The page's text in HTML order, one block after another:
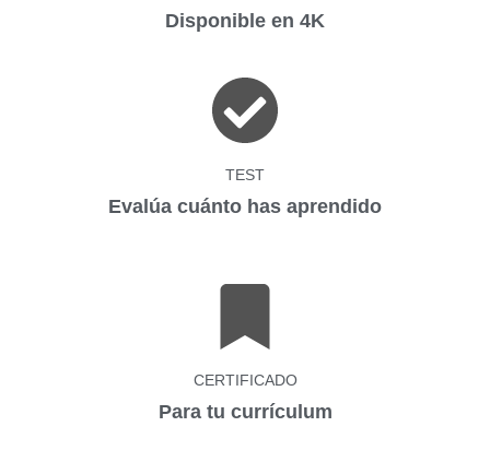
Disponible en 4K
TEST
Evalúa cuánto has aprendido
CERTIFICADO
Para tu currículum